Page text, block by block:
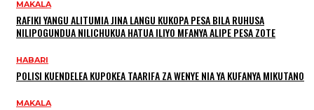
MAKALA
RAFIKI YANGU ALITUMIA JINA LANGU KUKOPA PESA BILA RUHUSA
NILIPOGUNDUA NILICHUKUA HATUA ILIYO MFANYA ALIPE PESA ZOTE
HABARI
POLISI KUENDELEA KUPOKEA TAARIFA ZA WENYE NIA YA KUFANYA MIKUTANO
MAKALA